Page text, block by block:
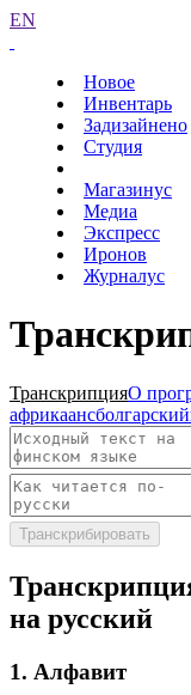
EN
Новое
Инвентарь
Задизайнено
Студия
Магазинус
Медиа
Экспресс
Иронов
Журналус
ТранскрипцияО
африкаансболгарский
Транскрибировать
на русский
1. Алфавит